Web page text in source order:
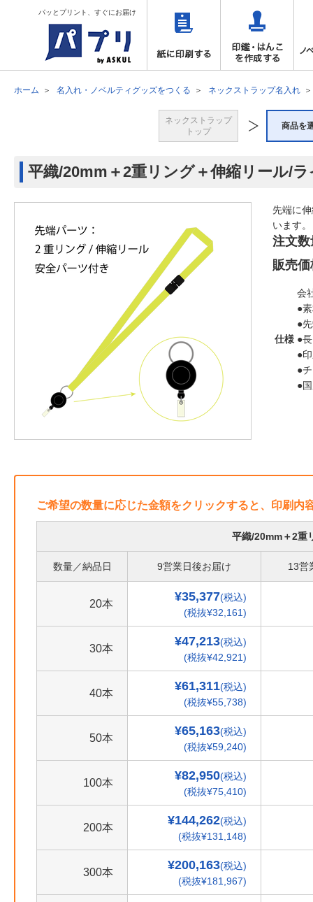
パッとプリント、すぐにお届け
ホーム 名入れ・ノベルティグッズをつくる ネックストラップ名入れ
ネックストラップ
トップ
商品を
平織/20mm＋2重リング＋伸縮リール/
先端に
います。
注文数
販売価
仕様
会
●
●
●
●
●
●
ご希望の数量に応じた金額をクリックすると、印刷内
平織/20mm＋2重
数量／納品日 9営業日後お届け 13営
20本
¥35,377(税込)
(税抜¥32,161)
30本
¥47,213(税込)
(税抜¥42,921)
40本
¥61,311(税込)
(税抜¥55,738)
50本
¥65,163(税込)
(税抜¥59,240)
100本
¥82,950(税込)
(税抜¥75,410)
200本
¥144,262(税込)
(税抜¥131,148)
300本
¥200,163(税込)
(税抜¥181,967)